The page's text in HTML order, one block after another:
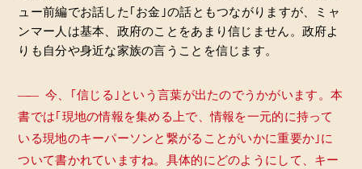
ュー前編でお話した｢お金｣の話ともつながりますが、ミャ
ンマー人は基本、政府のことをあまり信じません。政府よ
りも自分や身近な家族の言うことを信じます。
――
今、｢信じる｣という言葉が出たのでうかがいます。本
書では｢現地の情報を集める上で、情報を一元的に持って
いる現地のキーパーソンと繋がることがいかに重要か｣に
ついて書かれていますね。具体的にどのようにして、キー